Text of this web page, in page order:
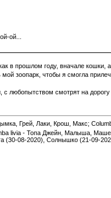
ой...
в прошлом году, вначале кошки,
зоопарк, чтобы я смогла
любопытством смотрят на дорогу
Грей, Лаки, Крош, Макс;
livia - Топа Джейн, Малыша,
(30-08-2020), Солнышко (21-09-